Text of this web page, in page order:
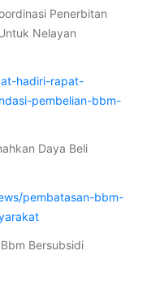
Penerbitan
Nelayan
hadiri-rapat-
pembelian-bbm-
Daya Beli
pembatasan-bbm-
Bersubsidi